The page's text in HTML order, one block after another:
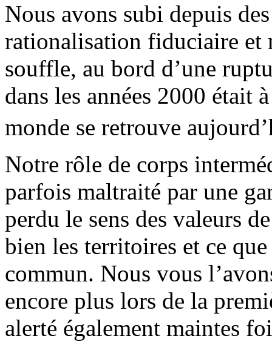
Nous avons subi depuis
rationalisation fiduciaire et
souffle, au bord d’une
dans les années 2000 était
monde se retrouve
Notre rôle de corps
parfois maltraité par une
perdu le sens des valeurs
bien les territoires et ce
commun. Nous vous
encore plus lors de la
alerté également maintes